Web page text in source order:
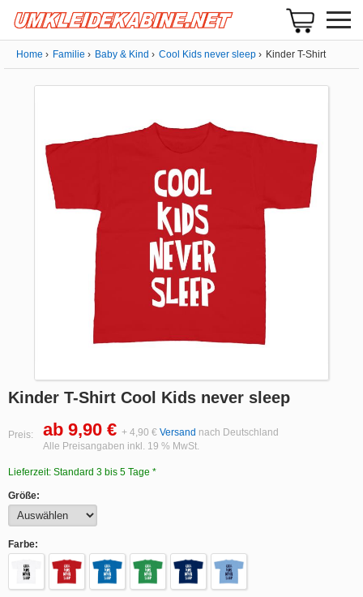
Home Familie Baby & Kind Cool Kids never sleep Kinder T-Shirt
Kinder T-Shirt Cool Kids never sleep
Preis: ab 9,90 € + 4,90 € Versand nach Deutschland
Alle Preisangaben inkl. 19 % MwSt.
Lieferzeit: Standard 3 bis 5 Tage *
Größe:
Farbe: